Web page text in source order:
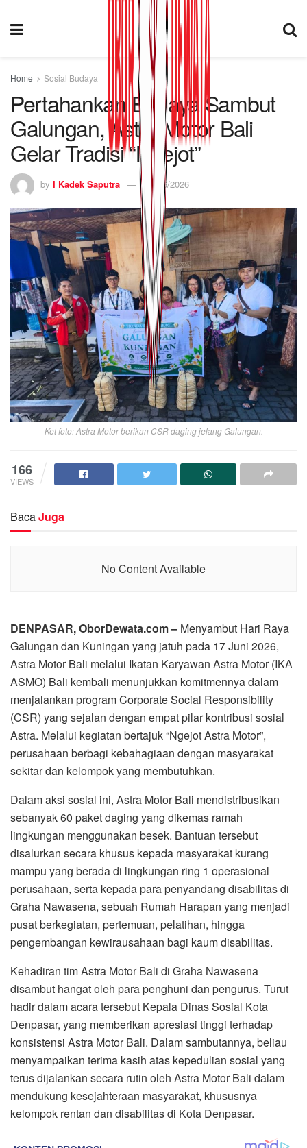
Home Sosial Budaya
Pertahankan Budaya Sambut
Galungan, Astra Motor Bali
Gelar Tradisi “Ngejot”
by I Kadek Saputra 16/06/2026
Ket foto: Astra Motor berikan CSR daging jelang Galungan.
166
VIEWS
BacaJuga
No Content Available
DENPASAR, OborDewata.com – Menyambut Hari Raya
Galungan dan Kuningan yang jatuh pada 17 Juni 2026,
Astra Motor Bali melalui Ikatan Karyawan Astra Motor (IKA
ASMO) Bali kembali menunjukkan komitmennya dalam
menjalankan program Corporate Social Responsibility
(CSR) yang sejalan dengan empat pilar kontribusi sosial
Astra. Melalui kegiatan bertajuk “Ngejot Astra Motor”,
perusahaan berbagi kebahagiaan dengan masyarakat
sekitar dan kelompok yang membutuhkan.
Dalam aksi sosial ini, Astra Motor Bali mendistribusikan
sebanyak 60 paket daging yang dikemas ramah
lingkungan menggunakan besek. Bantuan tersebut
disalurkan secara khusus kepada masyarakat kurang
mampu yang berada di lingkungan ring 1 operasional
perusahaan, serta kepada para penyandang disabilitas di
Graha Nawasena, sebuah Rumah Harapan yang menjadi
pusat berkegiatan, pertemuan, pelatihan, hingga
pengembangan kewirausahaan bagi kaum disabilitas.
Kehadiran tim Astra Motor Bali di Graha Nawasena
disambut hangat oleh para penghuni dan pengurus. Turut
hadir dalam acara tersebut Kepala Dinas Sosial Kota
Denpasar, yang memberikan apresiasi tinggi terhadap
konsistensi Astra Motor Bali. Dalam sambutannya, beliau
menyampaikan terima kasih atas kepedulian sosial yang
terus dijalankan secara rutin oleh Astra Motor Bali dalam
mendukung kesejahteraan masyarakat, khususnya
kelompok rentan dan disabilitas di Kota Denpasar.